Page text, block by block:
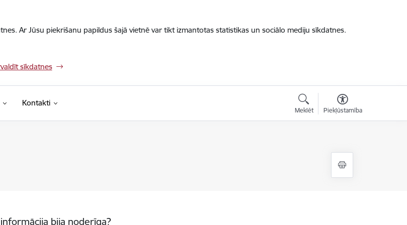
Ar Jūsu piekrišanu papildus šajā vietnē var tikt izmantotas statistikas un sociālo mediju sīkdatnes.
sīkdatnes
Kontakti
Meklēt Piekļūstamība
bija noderīga?